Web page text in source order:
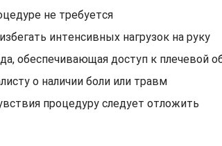
не требуется
интенсивных нагрузок на руку
обеспечивающая доступ к плечевой
о наличии боли или травм
процедуру следует отложить